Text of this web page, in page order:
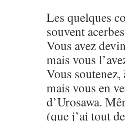
Les quelques
souvent
Vous avez
mais vous
Vous
mais vous en
d’Urosawa.
(que j’ai tout